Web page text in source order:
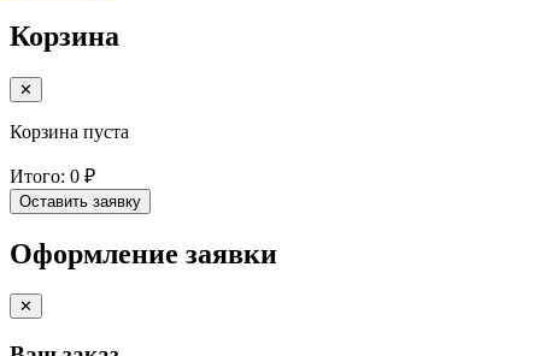
Корзина
✕
Корзина пуста
Итого: 0 ₽
Оставить заявку
Оформление заявки
✕